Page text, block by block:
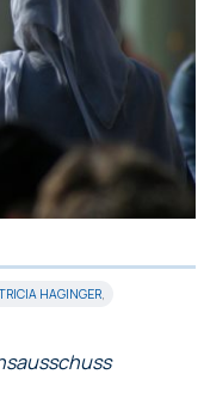
HAGINGER,